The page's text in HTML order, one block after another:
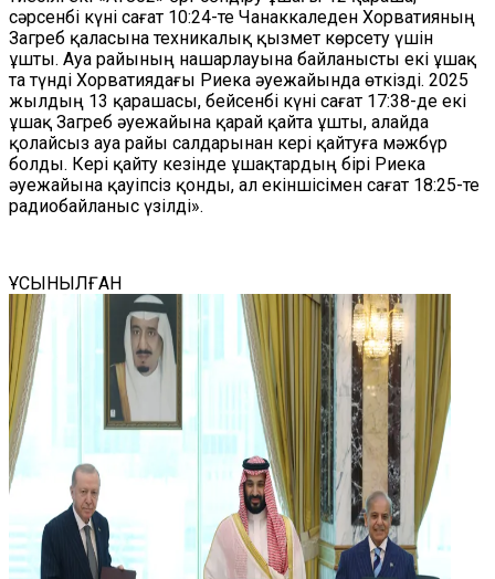
сәрсенбі күні сағат 10:24-те Чанаккаледен Хорватияның
Загреб қаласына техникалық қызмет көрсету үшін
ұшты. Ауа райының нашарлауына байланысты екі ұшақ
та түнді Хорватиядағы Риекa әуежайында өткізді. 2025
жылдың 13 қарашасы, бейсенбі күні сағат 17:38-де екі
ұшақ Загреб әуежайына қарай қайта ұшты, алайда
қолайсыз ауа райы салдарынан кері қайтуға мәжбүр
болды. Кері қайту кезінде ұшақтардың бірі Риекa
әуежайына қауіпсіз қонды, ал екіншісімен сағат 18:25-те
радиобайланыс үзілді».
ҰСЫНЫЛҒАН